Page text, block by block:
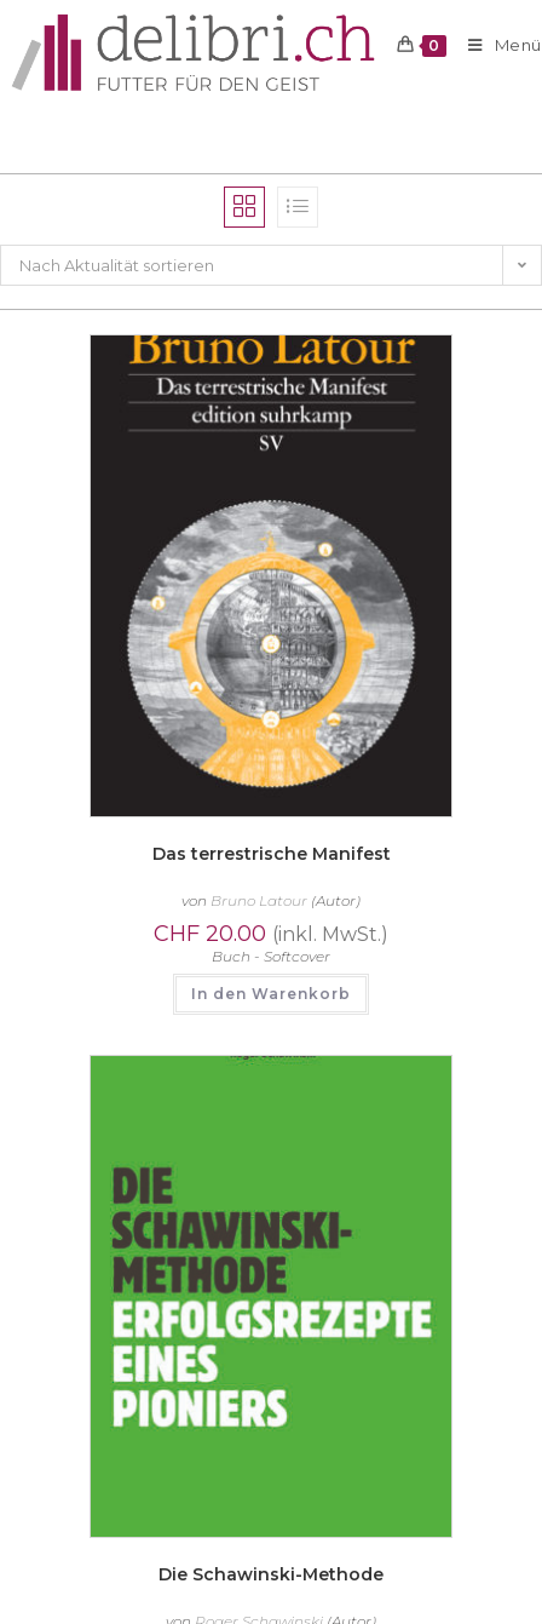
0 Menü
Nach Aktualität sortieren
Das terrestrische Manifest
von Bruno Latour (Autor)
CHF 20.00 (inkl. MwSt.)
Buch - Softcover
In den Warenkorb
Die Schawinski-Methode